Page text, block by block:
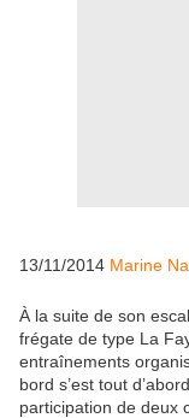
13/11/2014 Marine
À la suite de son
frégate de type La
entraînements
bord s’est tout
participation de deux